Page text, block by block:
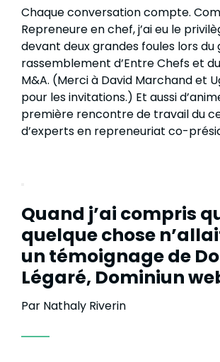
Chaque conversation compte.
Repreneure en chef, j’ai eu le
devant deux grandes foules lors du
rassemblement d’Entre Chefs et
M&A. (Merci à David Marchand et
pour les invitations.) Et aussi
première rencontre de travail du
d’experts en repreneuriat co-
Quand j’ai compris
quelque chose
un témoignage de
Légaré, Dominiun
Par Nathaly Riverin